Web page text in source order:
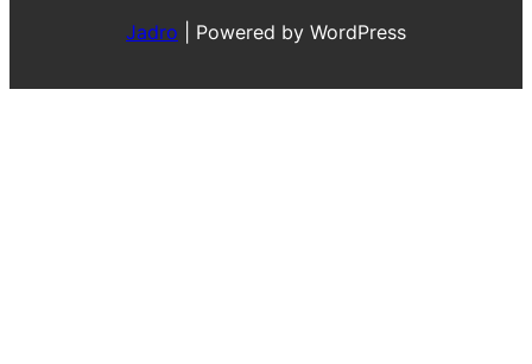
Jadro Powered by WordPress